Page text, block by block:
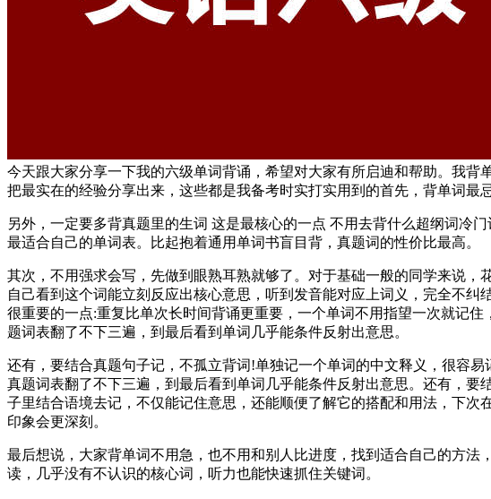
今天跟大家分享一下我的六级单词背诵，希望对大家有所启迪和帮助。我
把最实在的经验分享出来，这些都是我备考时实打实用到的首先，背单词最
另外，一定要多背真题里的生词 这是最核心的一点 不用去背什么超纲词冷
最适合自己的单词表。比起抱着通用单词书盲目背，真题词的性价比最高。
其次，不用强求会写，先做到眼熟耳熟就够了。对于基础一般的同学来说
自己看到这个词能立刻反应出核心意思，听到发音能对应上词义，完全不纠
很重要的一点:重复比单次长时间背诵更重要，一个单词不用指望一次就记
题词表翻了不下三遍，到最后看到单词几乎能条件反射出意思。
还有，要结合真题句子记，不孤立背词!单独记一个单词的中文释义，很容
真题词表翻了不下三遍，到最后看到单词几乎能条件反射出意思。还有，
子里结合语境去记，不仅能记住意思，还能顺便了解它的搭配和用法，下
印象会更深刻。
最后想说，大家背单词不用急，也不用和别人比进度，找到适合自己的方
读，几乎没有不认识的核心词，听力也能快速抓住关键词。